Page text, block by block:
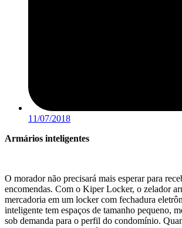
11/07/2018
Armários inteligentes
O morador não precisará mais esperar para
encomendas. Com o Kiper Locker, o zelador
mercadoria em um locker com fechadura
inteligente tem espaços de tamanho pequeno,
sob demanda para o perfil do condomínio.